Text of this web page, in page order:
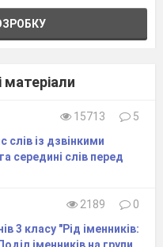
15713
5
слів із дзвінкими
середині слів перед
2189
0
3 класу "Рід іменників:
іменників на групи.